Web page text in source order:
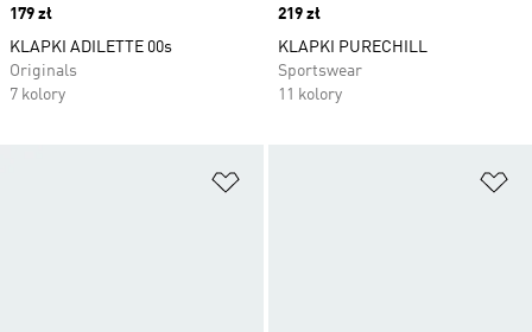
Price
179 zł
KLAPKI ADILETTE 00s
Originals
7 kolory
Price
219 zł
KLAPKI PURECHILL
Sportswear
11 kolory